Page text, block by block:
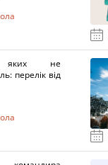
яких не
перелік від